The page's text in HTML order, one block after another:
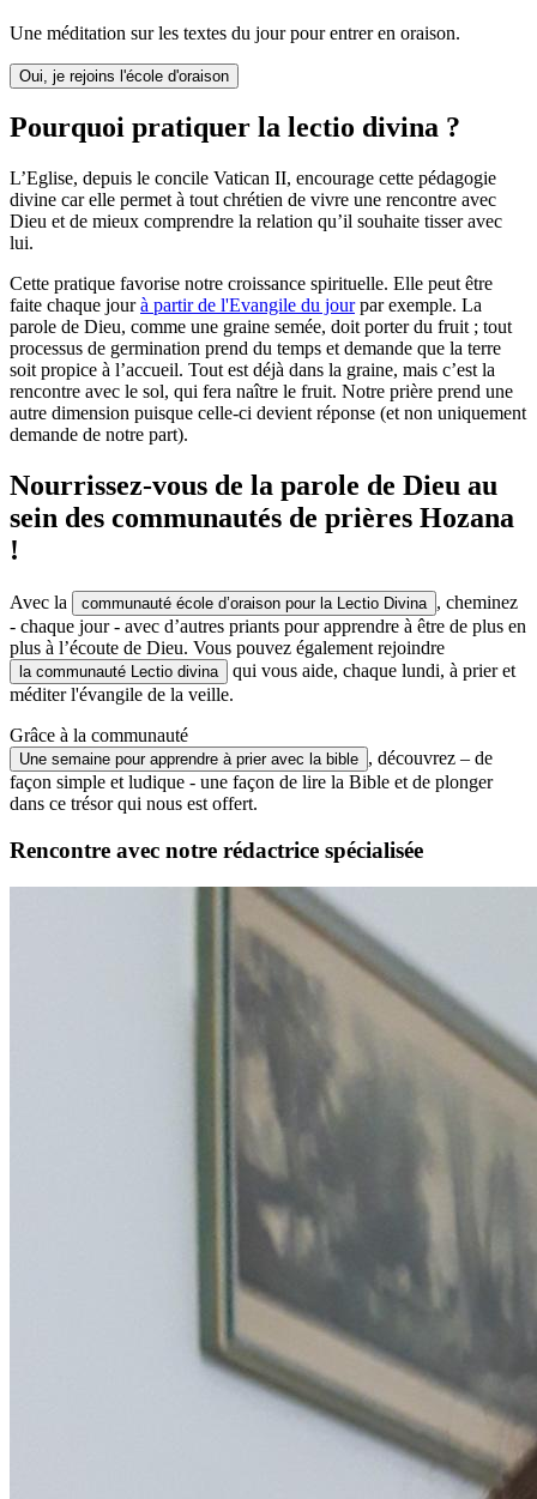
Une méditation sur les textes du jour pour entrer en oraison.
Oui, je rejoins l'école d'oraison
Pourquoi pratiquer la lectio divina ?
L’Eglise, depuis le concile Vatican II, encourage cette pédagogie
divine car elle permet à tout chrétien de vivre une rencontre avec
Dieu et de mieux comprendre la relation qu’il souhaite tisser avec
lui.
Cette pratique favorise notre croissance spirituelle. Elle peut être
faite chaque jourà partir de l'Evangile du jourpar exemple. La
parole de Dieu, comme une graine semée, doit porter du fruit ; tout
processus de germination prend du temps et demande que la terre
soit propice à l’accueil. Tout est déjà dans la graine, mais c’est la
rencontre avec le sol, qui fera naître le fruit. Notre prière prend une
autre dimension puisque celle-ci devient réponse (et non uniquement
demande de notre part).
Nourrissez-vous de la parole de Dieu au
sein des communautés de prières Hozana
!
Avec la communauté école d’oraison pour la Lectio Divina , cheminez
- chaque jour - avec d’autres priants pour apprendre à être de plus en
plus à l’écoute de Dieu. Vous pouvez également rejoindre
la communauté Lectio divina
qui vous aide, chaque lundi, à prier et
méditer l'évangile de la veille.
Grâce à la communauté
Une semaine pour apprendre à prier avec la bible , découvrez – de
façon simple et ludique - une façon de lire la Bible et de plonger
dans ce trésor qui nous est offert.
Rencontre avec notre rédactrice spécialisée